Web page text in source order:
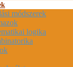
módszerek
logika